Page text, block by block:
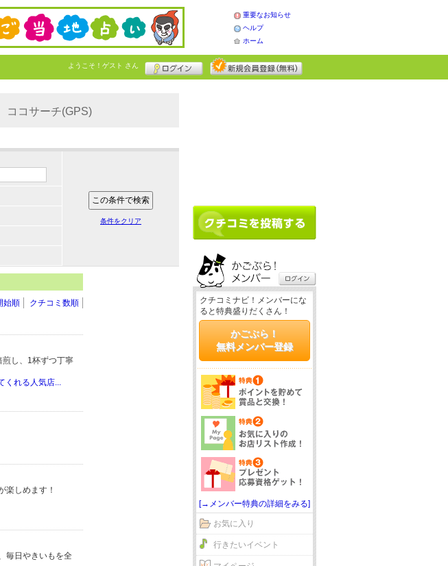
重要なお知らせ
ヘルプ
ホーム
ようこそ！ ゲスト さん
ココサーチ(GPS)
条件をクリア
始順 クチコミ数順
し、1杯ずつ丁寧
くれる人気店...
楽しめます！
毎日やきいもを全
クチコミナビ！メンバーにな
ると特典盛りだくさん！
かごぶら！
無料メンバー登録
[→メンバー特典の詳細をみる]
お気に入り
行きたいイベント